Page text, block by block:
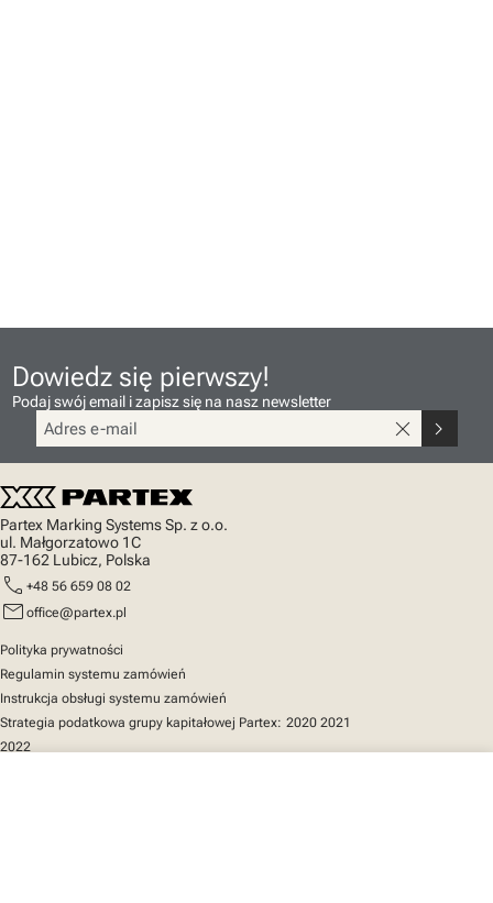
Dowiedz się pierwszy!
Podaj swój email i zapisz się na nasz newsletter
close chevron_right
Partex Marking Systems Sp. z o.o.
ul. Małgorzatowo 1C
87-162 Lubicz, Polska
call +48 56 659 08 02
mail office@partex.pl
Polityka prywatności
Regulamin systemu zamówień
Instrukcja obsługi systemu zamówień
Strategia podatkowa grupy kapitałowej Partex: 2020 2021
2022